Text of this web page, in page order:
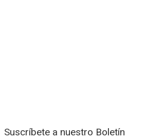
Suscríbete a nuestro Boletín